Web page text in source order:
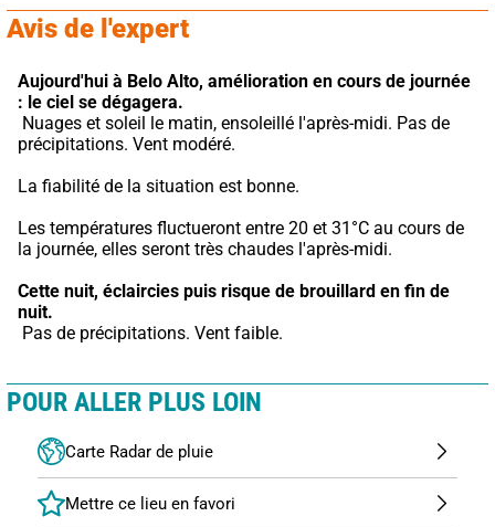
Avis de l'expert
Aujourd'hui à Belo Alto, amélioration en cours de journée
: le ciel se dégagera.
précipitations. Vent modéré.
La fiabilité de la situation est bonne.
Les températures fluctueront entre 20 et 31°C au cours de
la journée, elles seront très chaudes l'après-midi.
Cette nuit, éclaircies puis risque de brouillard en fin de
nuit.
Pas de précipitations. Vent faible.
POUR ALLER PLUS LOIN
Carte Radar de pluie